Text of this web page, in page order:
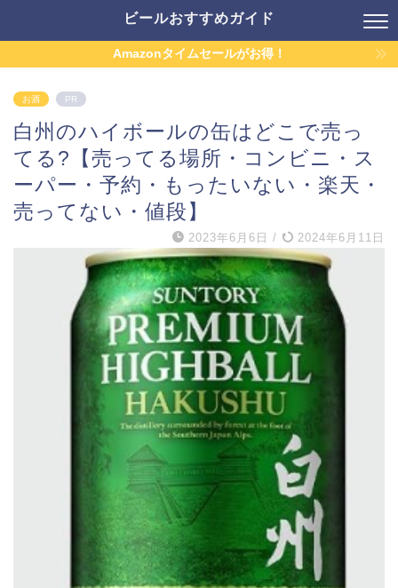
ビールおすすめガイド
Amazonタイムセールがお得！
お酒 PR
白州のハイボールの缶はどこで売っ
てる?【売ってる場所・コンビニ・ス
ーパー・予約・もったいない・楽天・
売ってない・値段】
2023年6月6日 / 2024年6月11日